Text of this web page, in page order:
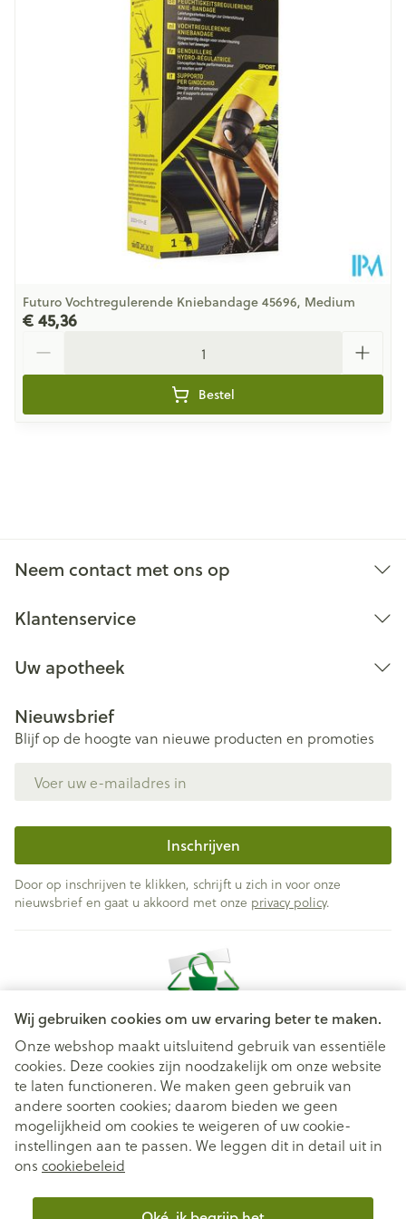
Wij gebruiken cookies om uw ervaring beter te maken.
Onze webshop maakt uitsluitend gebruik van essentiële
cookies. Deze cookies zijn noodzakelijk om onze website
te laten functioneren. We maken geen gebruik van
andere soorten cookies; daarom bieden we geen
mogelijkheid om cookies te weigeren of uw cookie-
instellingen aan te passen. We leggen dit in detail uit in
ons cookiebeleid
Stuk
Kamertemperatuur (15°C - 25°C)
Futuro Vochtregulerende Kniebandage 45696, Medium
€ 45,36
Bestel
Neem contact met ons op
Klantenservice
Uw apotheek
Nieuwsbrief
Blijf op de hoogte van nieuwe producten en promoties
Inschrijven
Door op inschrijven te klikken, schrijft u zich in voor onze
nieuwsbrief en gaat u akkoord met onze privacy policy.
Juridische links